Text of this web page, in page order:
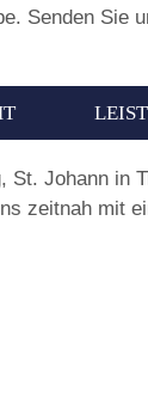
Senden Sie
Johann
zeitnah mit